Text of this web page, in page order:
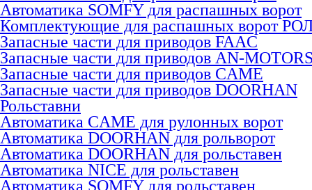
Автоматика SOMFY для распашных ворот
Комплектующие для распашных ворот
Запасные части для приводов FAAC
Запасные части для приводов AN-
Запасные части для приводов CAME
Запасные части для приводов DOORHAN
Рольставни
Автоматика CAME для рулонных ворот
Автоматика DOORHAN для рольворот
Автоматика DOORHAN для рольставен
Автоматика NICE для рольставен
Автоматика SOMFY для рольставен